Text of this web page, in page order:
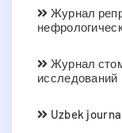
Журнал
Журнал
исследований
Uzbek